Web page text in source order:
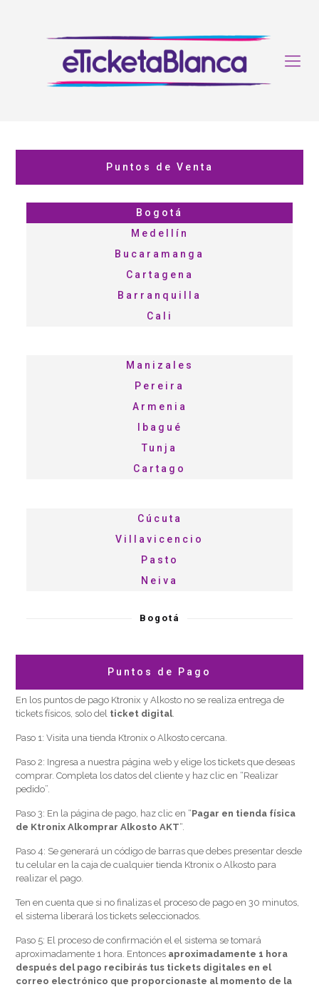
Puntos de Venta
Bogotá
Medellín
Bucaramanga
Cartagena
Barranquilla
Cali
Manizales
Pereira
Armenia
Ibagué
Tunja
Cartago
Cúcuta
Villavicencio
Pasto
Neiva
Bogotá
Puntos de Pago
En los puntos de pago Ktronix y Alkosto no se realiza entrega de
tickets físicos, solo del ticket digital.
Paso 1: Visita una tienda Ktronix o Alkosto cercana.
Paso 2: Ingresa a nuestra página web y elige los tickets que deseas
comprar. Completa los datos del cliente y haz clic en “Realizar
pedido”.
Paso 3: En la página de pago, haz clic en “Pagar en tienda física
de Ktronix Alkomprar Alkosto AKT“.
Paso 4: Se generará un código de barras que debes presentar desde
tu celular en la caja de cualquier tienda Ktronix o Alkosto para
realizar el pago.
Ten en cuenta que si no finalizas el proceso de pago en 30 minutos,
el sistema liberará los tickets seleccionados.
Paso 5: El proceso de confirmación el el sistema se tomará
aproximadamente 1 hora. Entonces aproximadamente 1 hora
después del pago recibirás tus tickets digitales en el
correo electrónico que proporcionaste al momento de la